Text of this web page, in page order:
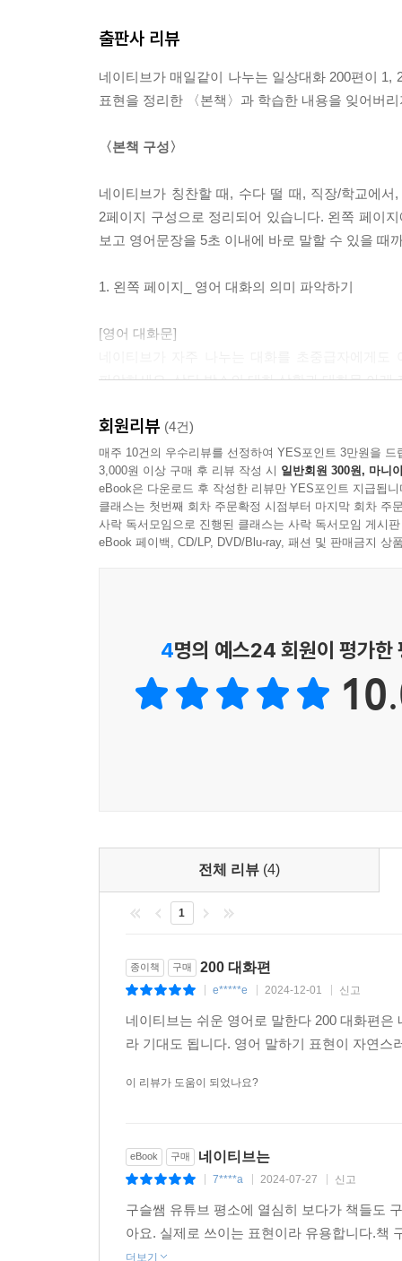
출판사 리뷰
네이티브가 매일같이 나누는 일상대화 200편이
표현을 정리한 〈본책〉과 학습한 내용을 잊어버
〈본책 구성〉
네이티브가 칭찬할 때, 수다 떨 때, 직장/학교에
2페이지 구성으로 정리되어 있습니다. 왼쪽 페이
보고 영어문장을 5초 이내에 바로 말할 수 있을 때
1. 왼쪽 페이지_ 영어 대화의 의미 파악하기
[영어 대화문]
파악하세요. 상단 박스의 대화 상황과 대화문 아
[미니 회화사전]
대화에 별표(*) 표시된 주요 표현을 정리했습니다.
[네이티브는 이런 표현으로 말한다!]
구슬쌤이 대화에서 뽑은 ‘간단한 한 마디로 분위
함께 일대일 강의처럼 설명했습니다.
2. 오른쪽 페이지_ 우리말을 영어로 말해보기
독자에게 하나라도 더 알려주고픈 구슬쌤의 욕
팁들을 아낌없이 채웠습니다. 영어회화 꿀팁, 놓치
[네이티브 대화 연습 MP3]
문장마다 3초의 pause가 주어집니다.
하루만 지나도 학습한 내용의 50%가, 일주일이
있도록 ‘망각방지 장치’를 준비했습니다. 10일
1단계_ 단어 채워서 문장 완성하기
앞에서 배운 네이티브 대화 10개에 나온 핵심 문
5초 이내에 문장을 말해보세요. 틀린 문장은 오른
회원리뷰 (4건)
매주 10건의 우수리뷰를 선정하여 YES포인트 3만원을 드
3,000원 이상 구매 후 리뷰 작성 시 일반회원 300원, 마니
eBook은 다운로드 후 작성한 리뷰만 YES포인트 지급됩니
클래스는 첫번째 회차 주문확정 시점부터 마지막 회차 주
사락 독서모임으로 진행된 클래스는 사락 독서모임 게시
eBook 페이백, CD/LP, DVD/Blu-ray, 패션 및 판매금지 상
4명의 예스24 회원이 평가한
전체 리뷰 (4)
1
종이책 구매 200 대화편
e*****e 2024-12-01 신고
네이티브는 쉬운 영어로 말한다 200 대화편
라 기대도 됩니다. 영어 말하기 표현이 자연
이 리뷰가 도움이 되었나요?
eBook 구매 네이티브는
7****a 2024-07-27 신고
구슬쌤 유튜브 평소에 열심히 보다가 책들도
아요. 실제로 쓰이는 표현이라 유용합니다.책
더보기